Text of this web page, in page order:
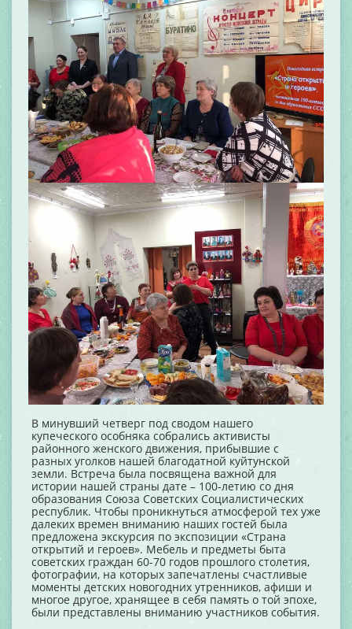
В минувший четверг под сводом нашего
купеческого особняка собрались активисты
районного женского движения, прибывшие с
разных уголков нашей благодатной куйтунской
земли. Встреча была посвящена важной для
истории нашей страны дате – 100-летию со дня
образования Союза Советских Социалистических
республик. Чтобы проникнуться атмосферой тех уже
далеких времен вниманию наших гостей была
предложена экскурсия по экспозиции «Страна
открытий и героев». Мебель и предметы быта
советских граждан 60-70 годов прошлого столетия,
фотографии, на которых запечатлены счастливые
моменты детских новогодних утренников, афиши и
многое другое, хранящее в себя память о той эпохе,
были представлены вниманию участников события.